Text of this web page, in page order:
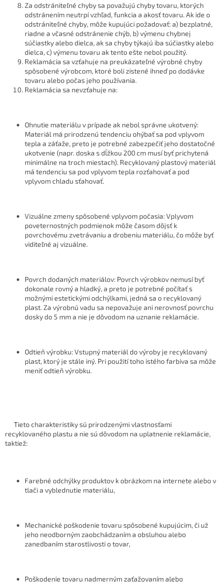
Za odstrániteľné chyby sa považujú chyby tovaru, ktorých
odstránením neutrpí vzhľad, funkcia a akosť tovaru. Ak ide o
odstrániteľné chyby, môže kupujúci požadovať: a) bezplatné,
riadne a včasné odstránenie chýb, b) výmenu chybnej
súčiastky alebo dielca, ak sa chyby týkajú iba súčiastky alebo
dielca, c) výmenu tovaru ak tento ešte nebol použitý.
Reklamácia sa vzťahuje na preukázateľné výrobné chyby
spôsobené výrobcom, ktoré boli zistené ihneď po dodávke
tovaru alebo počas jeho používania.
Reklamácia sa nevzťahuje na:
Ohnutie materiálu v prípade ak nebol správne ukotvený:
Materiál má prirodzenú tendenciu ohýbať sa pod vplyvom
tepla a záťaže, preto je potrebné zabezpečiť jeho dostatočné
ukotvenie (napr. doska s dĺžkou 200 cm musí byť prichytená
minimálne na troch miestach). Recyklovaný plastový materiál
má tendenciu sa pod vplyvom tepla rozťahovať a pod
vplyvom chladu sťahovať.
Vizuálne zmeny spôsobené vplyvom počasia: Vplyvom
poveternostných podmienok môže časom dôjsť k
povrchovému zvetrávaniu a drobeniu materiálu, čo môže byť
viditeľné aj vizuálne.
Povrch dodaných materiálov: Povrch výrobkov nemusí byť
dokonale rovný a hladký, a preto je potrebné počítať s
možnými estetickými odchýlkami, jedná sa o recyklovaný
plast. Za výrobnú vadu sa nepovažuje ani nerovnosť povrchu
dosky do 5 mm a nie je dôvodom na uznanie reklamácie.
Odtieň výrobku: Vstupný materiál do výroby je recyklovaný
plast, ktorý je stále iný. Pri použití toho istého farbiva sa môže
meniť odtieň výrobku.
Tieto charakteristiky sú prirodzenými vlastnosťami
recyklovaného plastu a nie sú dôvodom na uplatnenie reklamácie,
taktiež:
Farebné odchýlky produktov k obrázkom na internete alebo v
tlači a vyblednutie materiálu,
Mechanické poškodenie tovaru spôsobené kupujúcim, či už
jeho neodborným zaobchádzaním a obsluhou alebo
zanedbaním starostlivosti o tovar,
Poškodenie tovaru nadmerným zaťažovaním alebo